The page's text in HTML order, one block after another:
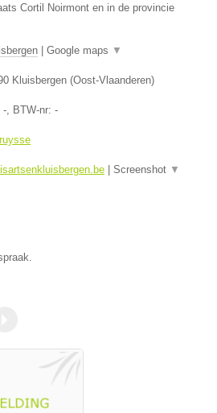
Cortil Noirmont en in de provincie
Google maps ▼
Kluisbergen (Oost-Vlaanderen)
- , BTW-nr: -
Screenshot ▼